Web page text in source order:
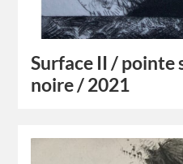
Surface II / pointe
noire / 2021